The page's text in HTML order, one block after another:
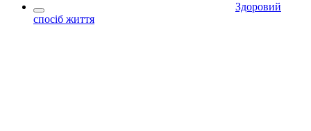
Здоровий
спосіб життя